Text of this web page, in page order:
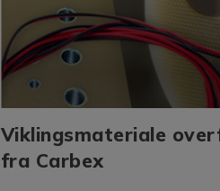
Viklingsmateriale
fra Carbex